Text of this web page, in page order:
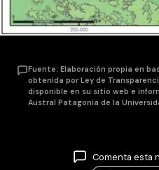
Fuente: Elaboración propia en
obtenida por Ley de
disponible en su sitio web e
Austral Patagonia de la
Comenta esta